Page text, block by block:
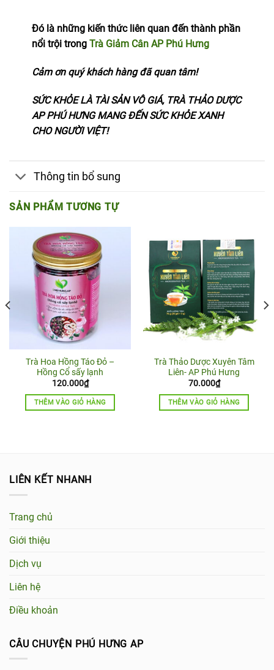
Đó là những kiến thức liên quan đến thành phần
nổi trội trongTrà Giảm Cân AP Phú Hưng
Cảm ơn quý khách hàng đã quan tâm!
SỨC KHỎE LÀ TÀI SẢN VÔ GIÁ, TRÀ THẢO DƯỢC
AP PHÚ HƯNG MANG ĐẾN SỨC KHỎE XANH
CHO NGƯỜI VIỆT!
Thông tin bổ sung
SẢN PHẨM TƯƠNG TỰ
Trà Hoa Hồng Táo Đỏ –
Hồng Cổ sấy lạnh
120.000₫
THÊM VÀO GIỎ HÀNG
Trà Thảo Dược Xuyên Tâm
Liên- AP Phú Hưng
70.000₫
THÊM VÀO GIỎ HÀNG
LIÊN KẾT NHANH
Trang chủ
Giới thiệu
Dịch vụ
Liên hệ
Điều khoản
CÂU CHUYỆN PHÚ HƯNG AP